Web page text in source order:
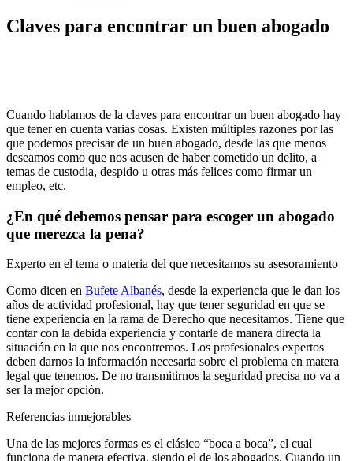
Claves para encontrar un buen abogado
Cuando hablamos de la claves para encontrar un buen abogado hay
que tener en cuenta varias cosas. Existen múltiples razones por las
que podemos precisar de un buen abogado, desde las que menos
deseamos como que nos acusen de haber cometido un delito, a
temas de custodia, despido u otras más felices como firmar un
empleo, etc.
¿En qué debemos pensar para escoger un abogado
que merezca la pena?
Experto en el tema o materia del que necesitamos su asesoramiento
Como dicen en Bufete Albanés, desde la experiencia que le dan los
años de actividad profesional, hay que tener seguridad en que se
tiene experiencia en la rama de Derecho que necesitamos. Tiene que
contar con la debida experiencia y contarle de manera directa la
situación en la que nos encontremos. Los profesionales expertos
deben darnos la información necesaria sobre el problema en matera
legal que tenemos. De no transmitirnos la seguridad precisa no va a
ser la mejor opción.
Referencias inmejorables
Una de las mejores formas es el clásico “boca a boca”, el cual
funciona de manera efectiva, siendo el de los abogados. Cuando un